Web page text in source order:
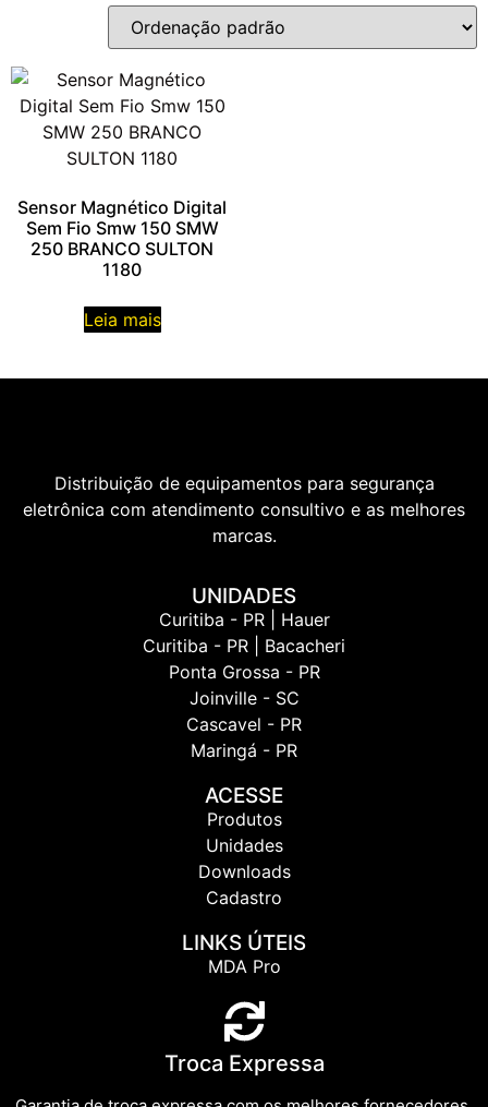
Sensor Magnético Digital
Sem Fio Smw 150 SMW
250 BRANCO SULTON
1180
Leia mais
Distribuição de equipamentos para segurança
eletrônica com atendimento consultivo e as melhores
marcas.
UNIDADES
Curitiba - PR | Hauer
Curitiba - PR | Bacacheri
Ponta Grossa - PR
Joinville - SC
Cascavel - PR
Maringá - PR
ACESSE
Produtos
Unidades
Downloads
Cadastro
LINKS ÚTEIS
MDA Pro
Troca Expressa